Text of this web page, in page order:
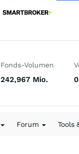
Fonds-Volumen
242,967 Mio.
Forum Tools